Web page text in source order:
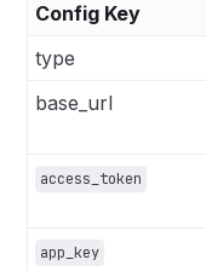
Config Key
type
base_url
access_token
app_key